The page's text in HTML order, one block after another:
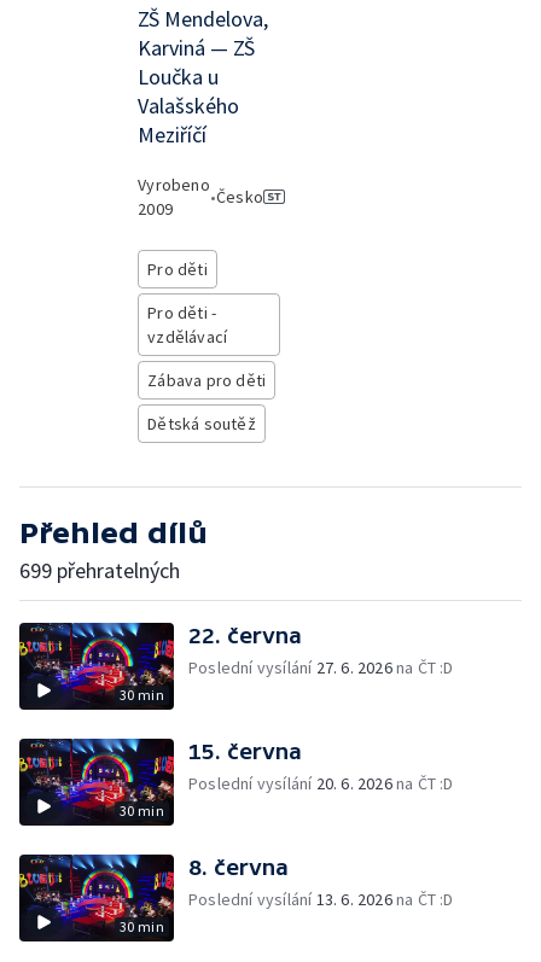
ZŠ Mendelova,
Karviná — ZŠ
Loučka u
Valašského
Meziříčí
Vyrobeno
2009
•Česko
Pro děti
Pro děti -
vzdělávací
Zábava pro děti
Dětská soutěž
Přehled dílů
699 přehratelných
30 min
22. června
Poslední vysílání 27. 6. 2026na ČT :D
30 min
15. června
Poslední vysílání 20. 6. 2026na ČT :D
30 min
8. června
Poslední vysílání13. 6. 2026na ČT :D